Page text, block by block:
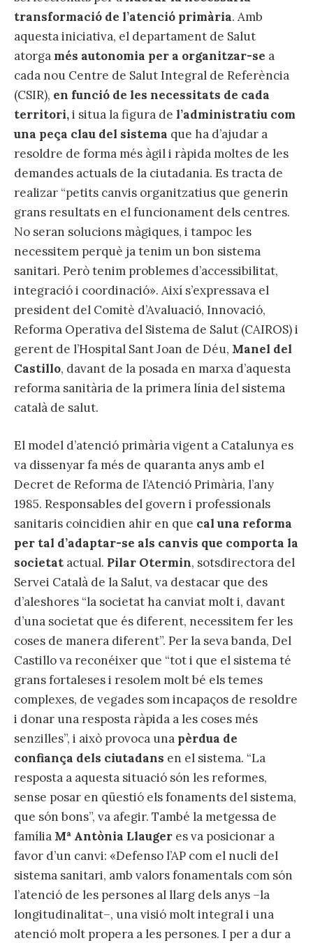
transformació de l’atenció primària. Amb
aquesta iniciativa, el departament de Salut
atorga més autonomia per a organitzar-se a
cada nou Centre de Salut Integral de Referència
(CSIR), en funció de les necessitats de cada
territori,i situa la figura de l’administratiu com
una peça clau del sistema que ha d’ajudar a
resoldre de forma més àgil i ràpida moltes de les
demandes actuals de la ciutadania. Es tracta de
realizar “petits canvis organitzatius que generin
grans resultats en el funcionament dels centres.
No seran solucions màgiques, i tampoc les
necessitem perquè ja tenim un bon sistema
sanitari. Però tenim problemes d’accessibilitat,
integració i coordinació». Així s’expressava el
president del Comitè d’Avaluació, Innovació,
Reforma Operativa del Sistema de Salut (CAIROS) i
gerent de l’Hospital Sant Joan de Déu, Manel del
Castillo, davant de la posada en marxa d’aquesta
reforma sanitària de la primera línia del sistema
català de salut.
El model d’atenció primària vigent a Catalunya es
va dissenyar fa més de quaranta anys amb el
Decret de Reforma de l’Atenció Primària, l’any
1985. Responsables del govern i professionals
sanitaris coincidien ahir en que cal una reforma
per tal d’adaptar-se als canvis que comporta la
societat actual. Pilar Otermin, sotsdirectora del
Servei Català de la Salut, va destacar que des
d’aleshores “la societat ha canviat molt i, davant
d’una societat que és diferent, necessitem fer les
coses de manera diferent”. Per la seva banda, Del
Castillo va reconéixer que “tot i que el sistema té
grans fortaleses i resolem molt bé els temes
complexes, de vegades som incapaços de resoldre
i donar una resposta ràpida a les coses més
senzilles”, i això provoca una pèrdua de
confiança dels ciutadans en el sistema. “La
resposta a aquesta situació són les reformes,
sense posar en qüestió els fonaments del sistema,
que són bons”, va afegir. També la metgessa de
família Mª Antònia Llauger es va posicionar a
favor d’un canvi: «Defenso l’AP com el nucli del
sistema sanitari, amb valors fonamentals com són
l’atenció de les persones al llarg dels anys –la
longitudinalitat–, una visió molt integral i una
atenció molt propera a les persones. I per a dur a